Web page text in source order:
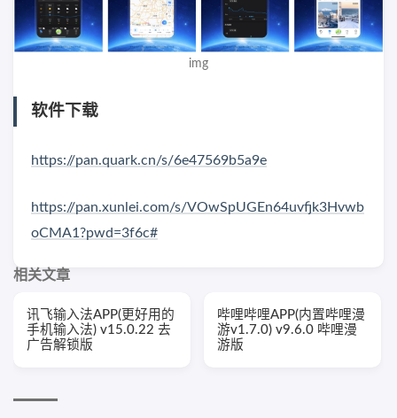
img
软件下载
https://pan.quark.cn/s/6e47569b5a9e
https://pan.xunlei.com/s/VOwSpUGEn64uvfjk3Hvwb
oCMA1?pwd=3f6c#
相关文章
讯飞输入法APP(更好用的
手机输入法) v15.0.22 去
广告解锁版
哔哩哔哩APP(内置哔哩漫
游v1.7.0) v9.6.0 哔哩漫
游版